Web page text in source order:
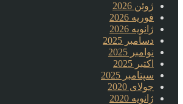
ژوئن 2026
فوریه 2026
ژانویه 2026
دسامبر 2025
نوامبر 2025
اکتبر 2025
سپتامبر 2025
جولای 2020
ژانویه 2020